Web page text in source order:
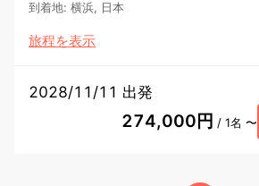
到着地: 横浜, 日本
旅程を表示
2028/11/11 出発
274,000円 / 1名 〜